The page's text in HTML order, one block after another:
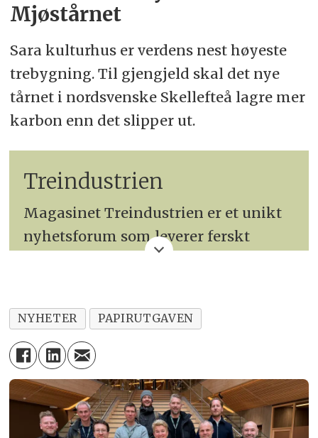
Mjøstårnet
Sara kulturhus er verdens nest høyeste
trebygning. Til gjengjeld skal det nye
tårnet i nordsvenske Skellefteå lagre mer
karbon enn det slipper ut.
Treindustrien
Magasinet Treindustrien er et unikt
nyhetsforum som leverer ferskt
hele den trebearbeidende industrien
samt omsetningsleddene, om hva
som foregår innenfor områdene
produksjon, teknikk, økonomi,
design, markedsføring og
bransjepolitiske spørsmål.
NYHETER PAPIRUTGAVEN